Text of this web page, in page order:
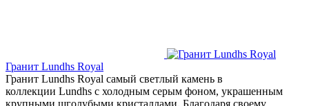
Гранит Lundhs Royal
Гранит Lundhs Royal самый светлый камень в
коллекции Lundhs с холодным серым фоном, украшенным
крупными шголубыми кристаллами. Благодаря своему